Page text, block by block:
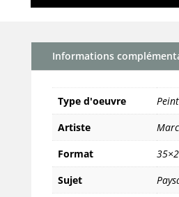
Informations
Type d'oeuvre
Artiste
Format
Sujet